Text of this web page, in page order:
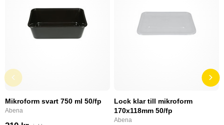
Mikroform svart 750 ml 50/fp
Abena
Lock klar till mikroform
170x118mm 50/fp
Abena